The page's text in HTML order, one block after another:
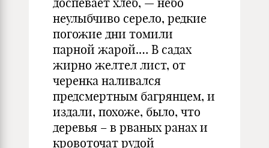
неулыбчиво серело, редкие
погожие дни томили
парной жарой.… В садах
жирно желтел лист, от
черенка наливался
предсмертным багрянцем, и
издали, похоже, было, что
деревья – в рваных ранах и
кровоточат рудой